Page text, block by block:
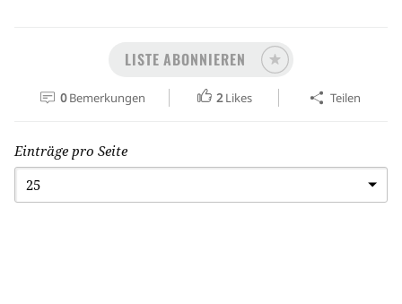
meiner Auswahl aus 18 Jahren.
LISTE ABONNIEREN
0 Bemerkungen 2 Likes Teilen
Einträge pro Seite